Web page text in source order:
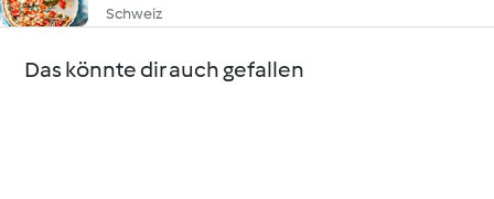
Schweiz
Das könnte dir auch gefallen